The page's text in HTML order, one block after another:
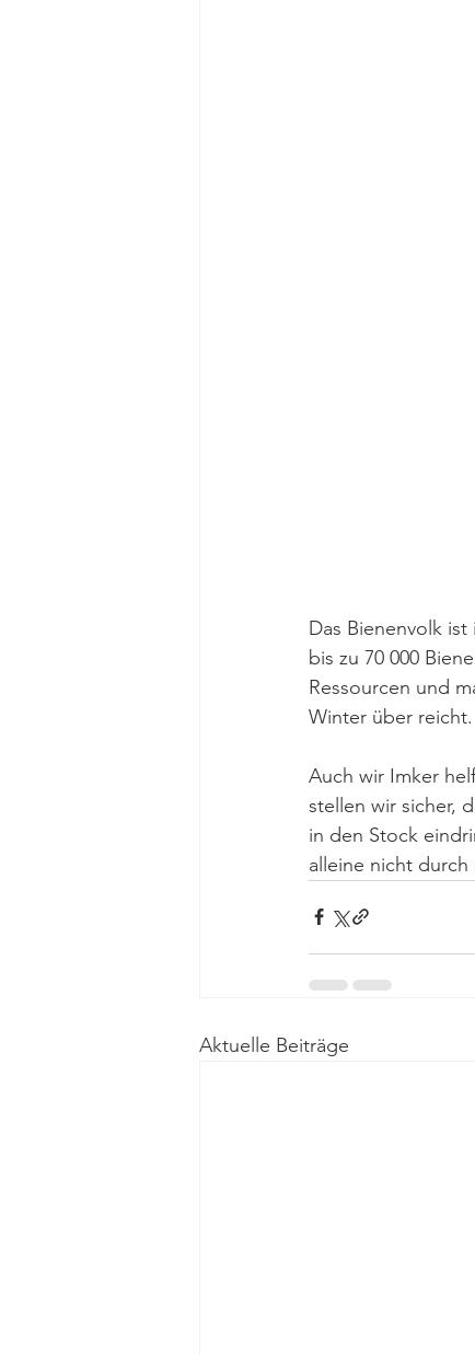
Das Bienenvolk
bis zu 70 000
Ressourcen und
Winter über reicht.
Auch wir Imker
stellen wir sicher,
in den Stock
alleine nicht
Aktuelle Beiträge